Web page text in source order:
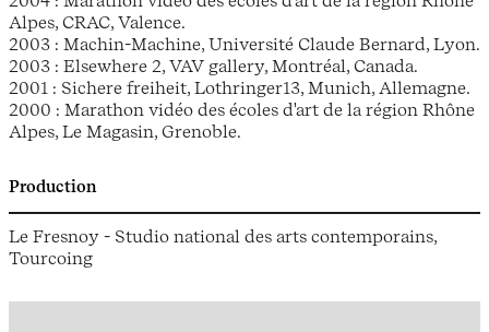
Alpes, CRAC, Valence.
2003 : Machin-Machine, Université Claude Bernard, Lyon.
2003 : Elsewhere 2, VAV gallery, Montréal, Canada.
2001 : Sichere freiheit, Lothringer13, Munich, Allemagne.
2000 : Marathon vidéo des écoles d'art de la région Rhône
Alpes, Le Magasin, Grenoble.
Production
Le Fresnoy - Studio national des arts contemporains,
Tourcoing